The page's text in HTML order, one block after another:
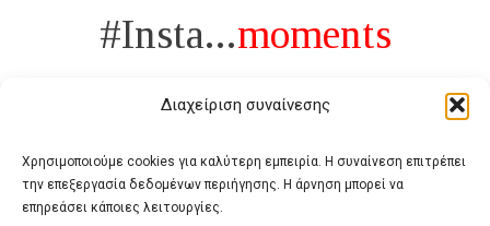
Διαχείριση συναίνεσης
Χρησιμοποιούμε cookies για καλύτερη εμπειρία. Η συναίνεση επιτρέπει
την επεξεργασία δεδομένων περιήγησης. Η άρνηση μπορεί να
επηρεάσει κάποιες λειτουργίες.
#Insta...moments
Πολυτέλεια δεν είναι το αντίθετο της ανέχειας, είναι το αντίθετο της